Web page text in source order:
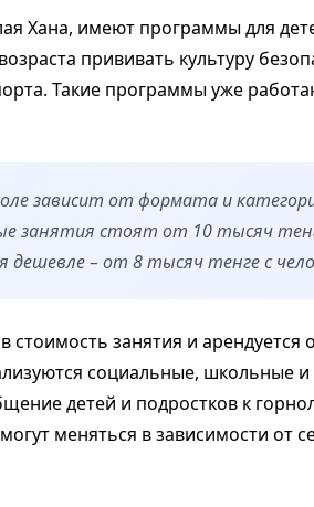
Хана, имеют программы для
прививать культуру
Такие программы уже
зависит от формата и
занятия стоят от 10 тысяч
– от 8 тысяч тенге с
стоимость занятия и арендуется
социальные, школьные
детей и подростков к
меняться в зависимости от